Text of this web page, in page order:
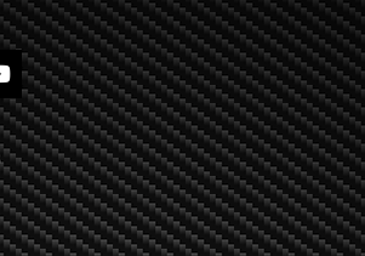
produktsidan